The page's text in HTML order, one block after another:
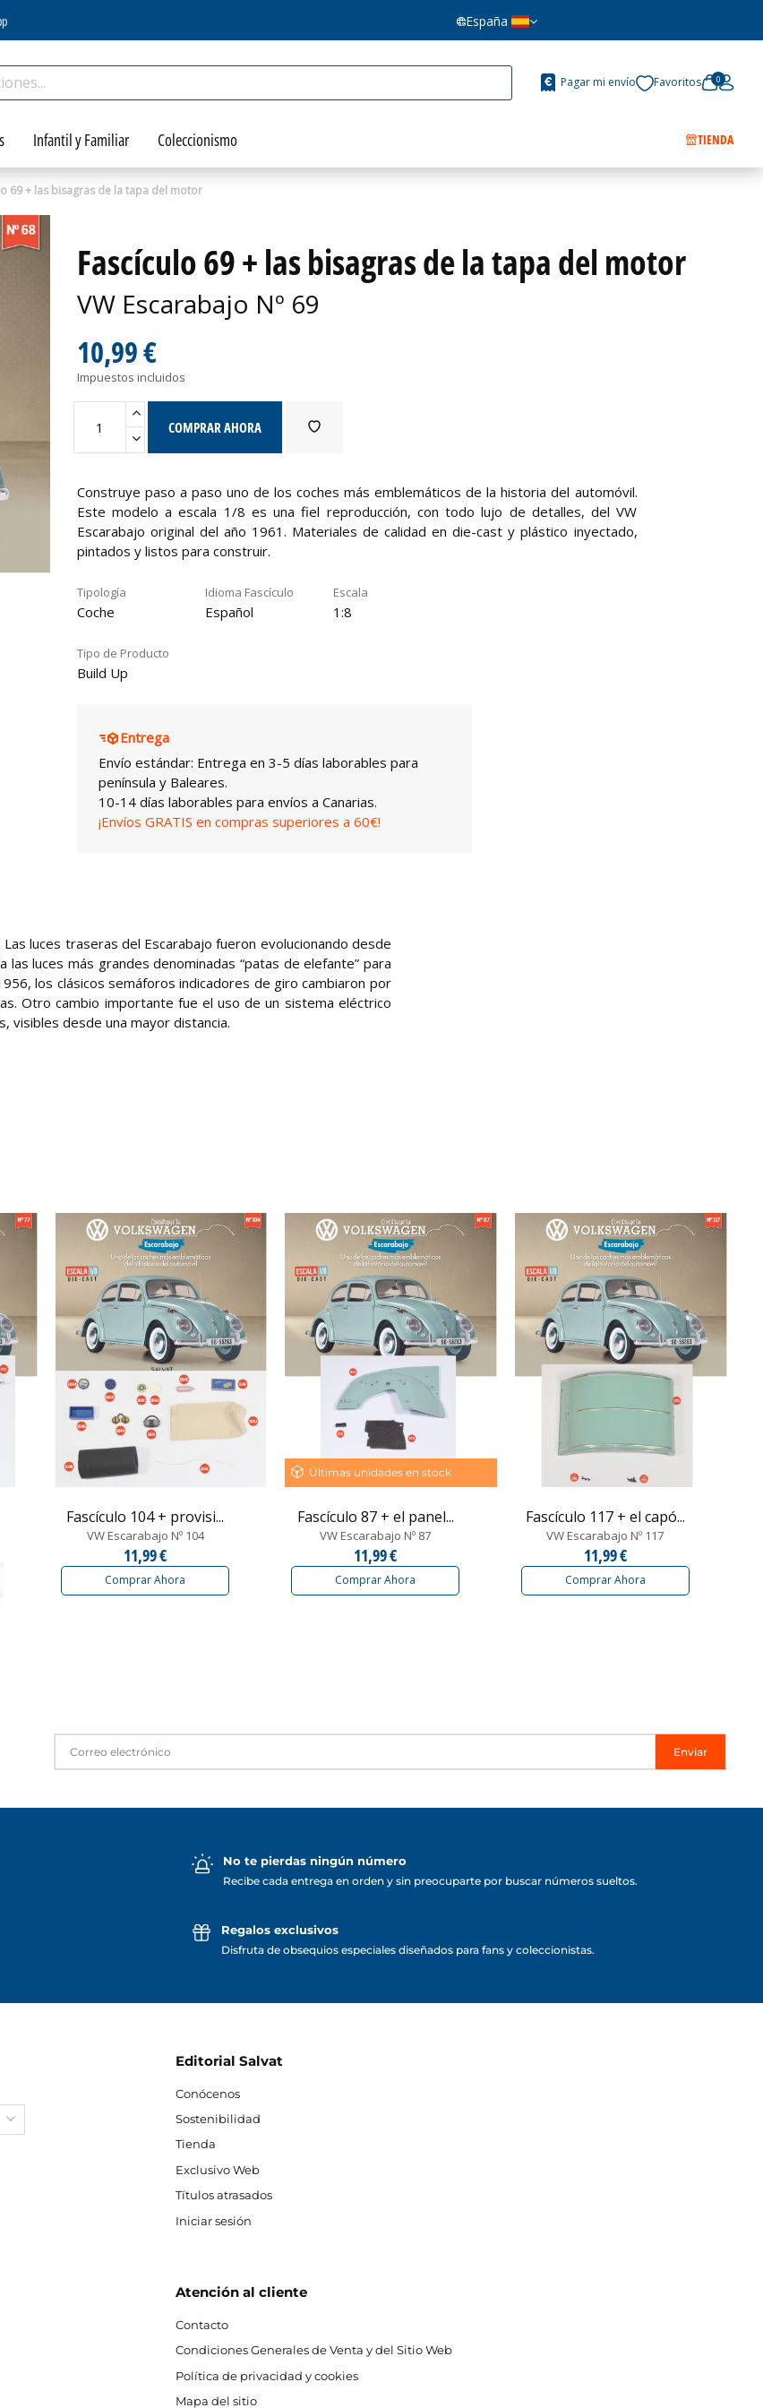
España
Pagar mi envío Favoritos 0
Infantil y Familiar Coleccionismo TIENDA
69 + las bisagras de la tapa del motor
Fascículo 69 + las bisagras de la tapa del motor
VW Escarabajo Nº 69
10,99 €
Impuestos incluidos
COMPRAR AHORA
Construye paso a paso uno de los coches más emblemáticos de la historia del automóvil.
Este modelo a escala 1/8 es una fiel reproducción, con todo lujo de detalles, del VW
Escarabajo original del año 1961. Materiales de calidad en die-cast y plástico inyectado,
pintados y listos para construir.
Tipología
Coche
Idioma Fascículo
Español
Escala
1:8
Tipo de Producto
Build Up
Entrega
Envío estándar: Entrega en 3-5 días laborables para
península y Baleares.
10-14 días laborables para envíos a Canarias.
¡Envíos GRATIS en compras superiores a 60€!
luces traseras del Escarabajo fueron evolucionando desde
luces más grandes denominadas “patas de elefante” para
los clásicos semáforos indicadores de giro cambiaron por
Otro cambio importante fue el uso de un sistema eléctrico
visibles desde una mayor distancia.
Fascículo 104 + provisi...
VW Escarabajo Nº 104
11,99 €
Comprar Ahora
Últimas unidades en stock
Fascículo 87 + el panel...
VW Escarabajo Nº 87
11,99 €
Comprar Ahora
Fascículo 117 + el capó...
VW Escarabajo Nº 117
11,99 €
Comprar Ahora
Enviar
No te pierdas ningún número
Recibe cada entrega en orden y sin preocuparte por buscar números sueltos.
Regalos exclusivos
Disfruta de obsequios especiales diseñados para fans y coleccionistas.
Editorial Salvat
Conócenos
Sostenibilidad
Tienda
Exclusivo Web
Títulos atrasados
Iniciar sesión
Atención al cliente
Contacto
Condiciones Generales de Venta y del Sitio Web
Política de privacidad y cookies
Mapa del sitio